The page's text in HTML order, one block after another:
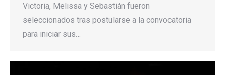
Victoria, Melissa y Sebastián fueron
seleccionados tras postularse a la convocatoria
para iniciar sus…